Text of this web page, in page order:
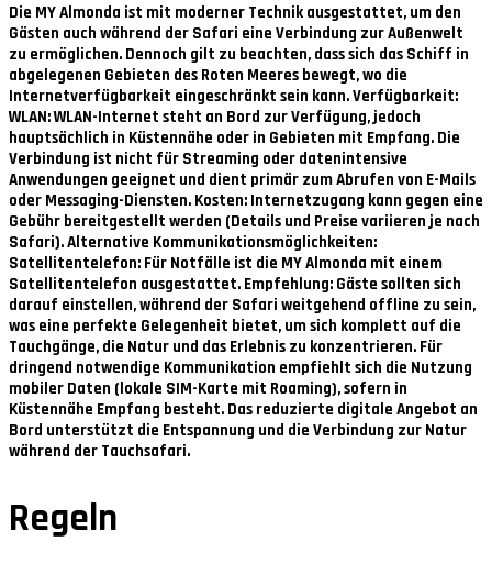
Die MY Almonda ist mit moderner Technik ausgestattet, um den
Gästen auch während der Safari eine Verbindung zur Außenwelt
zu ermöglichen. Dennoch gilt zu beachten, dass sich das Schiff in
abgelegenen Gebieten des Roten Meeres bewegt, wo die
Internetverfügbarkeit eingeschränkt sein kann. Verfügbarkeit:
WLAN: WLAN-Internet steht an Bord zur Verfügung, jedoch
hauptsächlich in Küstennähe oder in Gebieten mit Empfang. Die
Verbindung ist nicht für Streaming oder datenintensive
Anwendungen geeignet und dient primär zum Abrufen von E-Mails
oder Messaging-Diensten. Kosten: Internetzugang kann gegen eine
Gebühr bereitgestellt werden (Details und Preise variieren je nach
Safari). Alternative Kommunikationsmöglichkeiten:
Satellitentelefon: Für Notfälle ist die MY Almonda mit einem
Satellitentelefon ausgestattet. Empfehlung: Gäste sollten sich
darauf einstellen, während der Safari weitgehend offline zu sein,
was eine perfekte Gelegenheit bietet, um sich komplett auf die
Tauchgänge, die Natur und das Erlebnis zu konzentrieren. Für
dringend notwendige Kommunikation empfiehlt sich die Nutzung
mobiler Daten (lokale SIM-Karte mit Roaming), sofern in
Küstennähe Empfang besteht. Das reduzierte digitale Angebot an
Bord unterstützt die Entspannung und die Verbindung zur Natur
während der Tauchsafari.
Regeln